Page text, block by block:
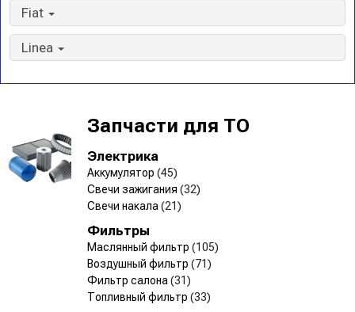
Fiat
Linea
Запчасти для ТО
Электрика
Аккумулятор (45)
Свечи зажигания (32)
Свечи накала (21)
Фильтры
Маслянный фильтр (105)
Воздушный фильтр (71)
Фильтр салона (31)
Топливный фильтр (33)